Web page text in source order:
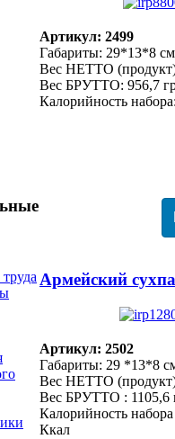
Артикул: 2499
Габариты: 29*13*8 см
Вес НЕТТО
Вес БРУТТО: 956,7
Калорийность
Армейский
Артикул: 2502
Габариты: 29 *13*8
Вес НЕТТО
Вес БРУТТО : 1105,6
Калорийность
Ккал